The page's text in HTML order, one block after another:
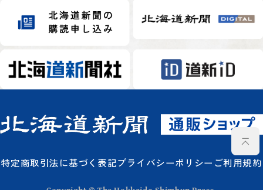
特定商取引法に基づく表記プライバシーポリシー ご利用規約